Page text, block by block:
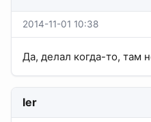
2014-11-01 10:38
Да, делал когда-то, там
ler